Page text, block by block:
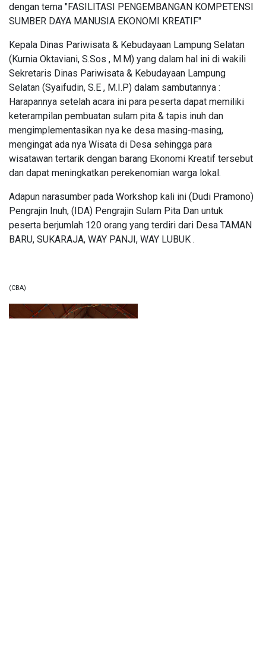
dengan tema "FASILITASI PENGEMBANGAN KOMPETENSI
SUMBER DAYA MANUSIA EKONOMI KREATIF"
Kepala Dinas Pariwisata & Kebudayaan Lampung Selatan
(Kurnia Oktaviani, S.Sos , M.M) yang dalam hal ini di wakili
Sekretaris Dinas Pariwisata & Kebudayaan Lampung
Selatan (Syaifudin, S.E , M.I.P) dalam sambutannya :
Harapannya setelah acara ini para peserta dapat memiliki
keterampilan pembuatan sulam pita & tapis inuh dan
mengimplementasikan nya ke desa masing-masing,
mengingat ada nya Wisata di Desa sehingga para
wisatawan tertarik dengan barang Ekonomi Kreatif tersebut
dan dapat meningkatkan perekenomian warga lokal.
Adapun narasumber pada Workshop kali ini (Dudi Pramono)
Pengrajin Inuh, (IDA) Pengrajin Sulam Pita Dan untuk
peserta berjumlah 120 orang yang terdiri dari Desa TAMAN
BARU, SUKARAJA, WAY PANJI, WAY LUBUK .
(CBA)